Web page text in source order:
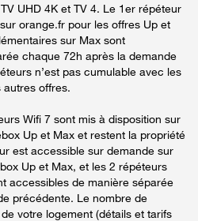
UHD 4K et TV 4. Le 1er répéteur
orange.fr pour les offres Up et
sur Max sont
chaque 72h après la demande
n’est pas cumulable avec les
offres.
Wifi 7 sont mis à disposition sur
Up et Max et restent la propriété
est accessible sur demande sur
Up et Max, et les 2 répéteurs
accessibles de manière séparée
précédente. Le nombre de
votre logement (détails et tarifs